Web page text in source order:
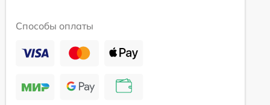
Способы оплаты